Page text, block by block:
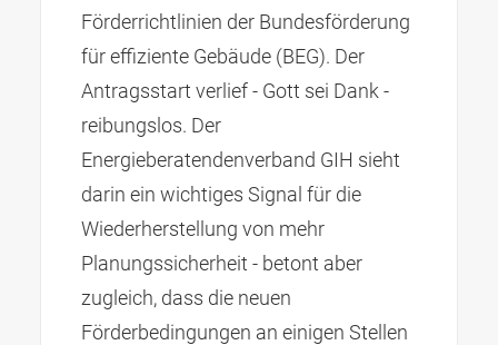
Förderrichtlinien der Bundesförderung
für effiziente Gebäude (BEG). Der
Antragsstart verlief - Gott sei Dank -
reibungslos. Der
Energieberatendenverband GIH sieht
darin ein wichtiges Signal für die
Wiederherstellung von mehr
Planungssicherheit - betont aber
zugleich, dass die neuen
Förderbedingungen an einigen Stellen